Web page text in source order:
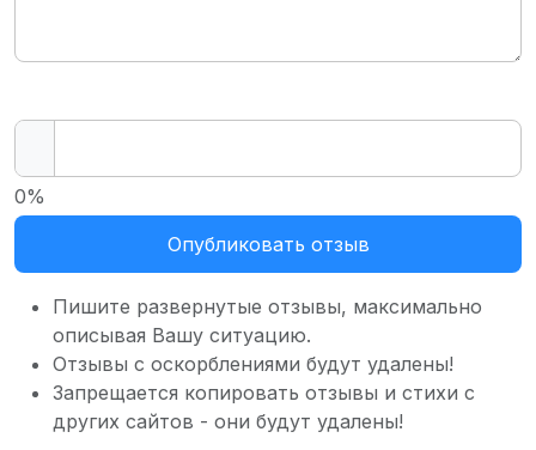
Опубликовать отзыв
0%
Пишите развернутые отзывы, максимально
описывая Вашу ситуацию.
Отзывы с оскорблениями будут удалены!
Запрещается копировать отзывы и стихи с
других сайтов - они будут удалены!